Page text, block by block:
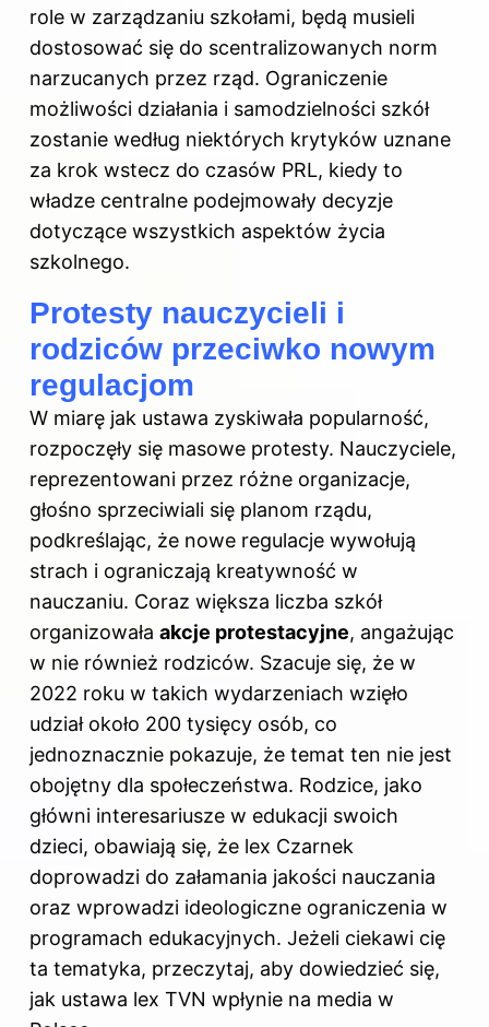
role w zarządzaniu szkołami, będą musieli
dostosować się do scentralizowanych norm
narzucanych przez rząd. Ograniczenie
możliwości działania i samodzielności szkół
zostanie według niektórych krytyków uznane
za krok wstecz do czasów PRL, kiedy to
władze centralne podejmowały decyzje
dotyczące wszystkich aspektów życia
szkolnego.
Protesty nauczycieli i
rodziców przeciwko nowym
regulacjom
W miarę jak ustawa zyskiwała popularność,
rozpoczęły się masowe protesty. Nauczyciele,
reprezentowani przez różne organizacje,
głośno sprzeciwiali się planom rządu,
podkreślając, że nowe regulacje wywołują
strach i ograniczają kreatywność w
nauczaniu. Coraz większa liczba szkół
organizowała akcje protestacyjne, angażując
w nie również rodziców. Szacuje się, że w
2022 roku w takich wydarzeniach wzięło
udział około 200 tysięcy osób, co
jednoznacznie pokazuje, że temat ten nie jest
obojętny dla społeczeństwa. Rodzice, jako
główni interesariusze w edukacji swoich
dzieci, obawiają się, że lex Czarnek
doprowadzi do załamania jakości nauczania
oraz wprowadzi ideologiczne ograniczenia w
programach edukacyjnych. Jeżeli ciekawi cię
ta tematyka, przeczytaj, aby dowiedzieć się,
jak ustawa lex TVN wpłynie na media w